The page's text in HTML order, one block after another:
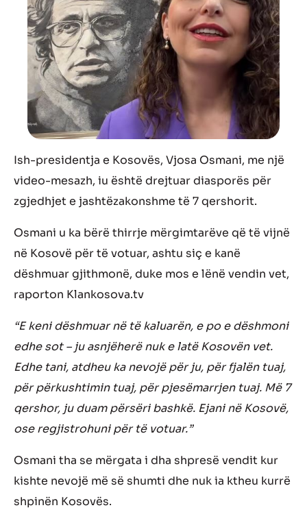
Ish-presidentja e Kosovës, Vjosa Osmani, me një
video-mesazh, iu është drejtuar diasporës për
zgjedhjet e jashtëzakonshme të 7 qershorit.
Osmani u ka bërë thirrje mërgimtarëve që të vijnë
në Kosovë për të votuar, ashtu siç e kanë
dëshmuar gjithmonë, duke mos e lënë vendin vet,
raporton Klankosova.tv
“E keni dëshmuar në të kaluarën, e po e dëshmoni
edhe sot – ju asnjëherë nuk e latë Kosovën vet.
Edhe tani, atdheu ka nevojë për ju, për fjalën tuaj,
për përkushtimin tuaj, për pjesëmarrjen tuaj. Më 7
qershor, ju duam përsëri bashkë. Ejani në Kosovë,
ose regjistrohuni për të votuar.”
Osmani tha se mërgata i dha shpresë vendit kur
kishte nevojë më së shumti dhe nuk ia ktheu kurrë
shpinën Kosovës.